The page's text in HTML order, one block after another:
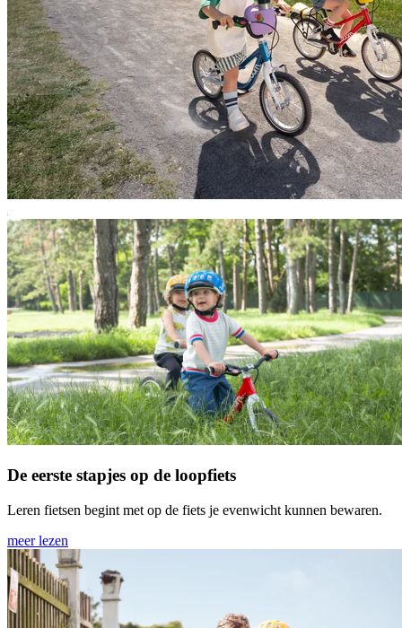
De eerste stapjes op de loopfiets
Leren fietsen begint met op de fiets je evenwicht kunnen bewaren.
meer lezen